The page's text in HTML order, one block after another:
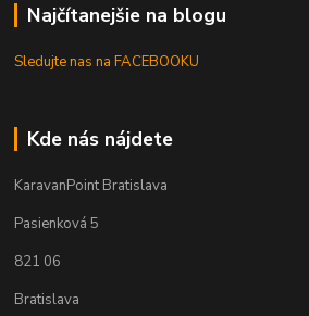
Najčítanejšie na blogu
Sledujte nas na FACEBOOKU
Kde nás nájdete
KaravanPoint Bratislava
Pasienková 5
821 06
Bratislava